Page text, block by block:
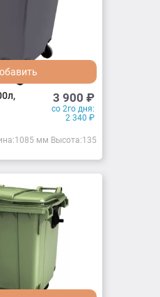
3 900 ₽
со 2го дня:
2 340 ₽
мм Высота:1355